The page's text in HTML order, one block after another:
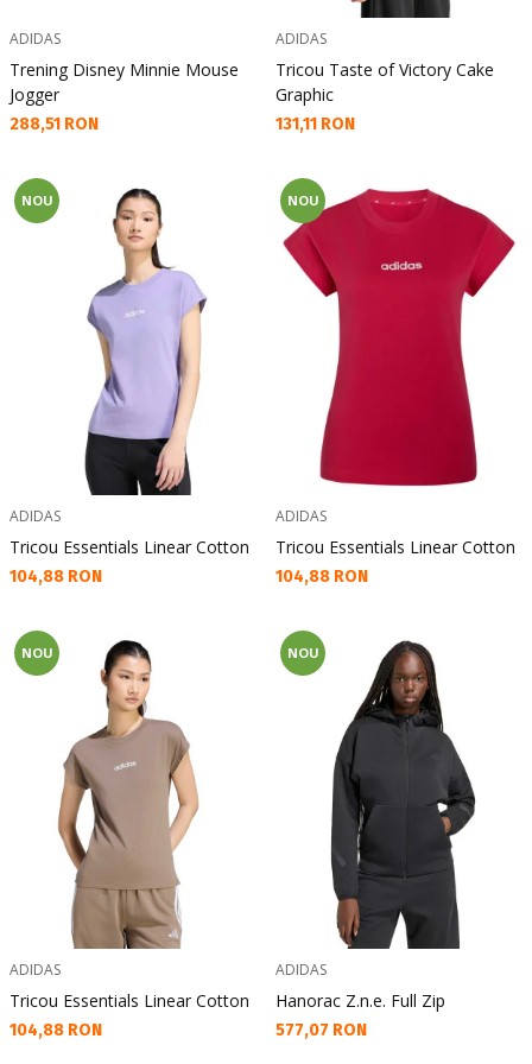
ADIDAS
Trening Disney Minnie Mouse
Jogger
Текуща цена:
288,51 RON
ADIDAS
Tricou Taste of Victory Cake
Graphic
Текуща цена:
131,11 RON
NOU
ADIDAS
Tricou Essentials Linear Cotton
Текуща цена:
104,88 RON
NOU
ADIDAS
Tricou Essentials Linear Cotton
Текуща цена:
104,88 RON
NOU
ADIDAS
Tricou Essentials Linear Cotton
Текуща цена:
104,88 RON
NOU
ADIDAS
Hanorac Z.n.e. Full Zip
Текуща цена:
577,07 RON